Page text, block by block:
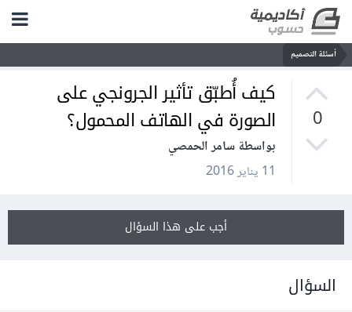
أسئلة التصميم
0
كيف أُطبّق تأثير الجرونجي على
الصورة في الهاتف المحمول؟
بواسطة سامر الحمصي
11 يناير 2016
أجب على هذا السؤال
السؤال